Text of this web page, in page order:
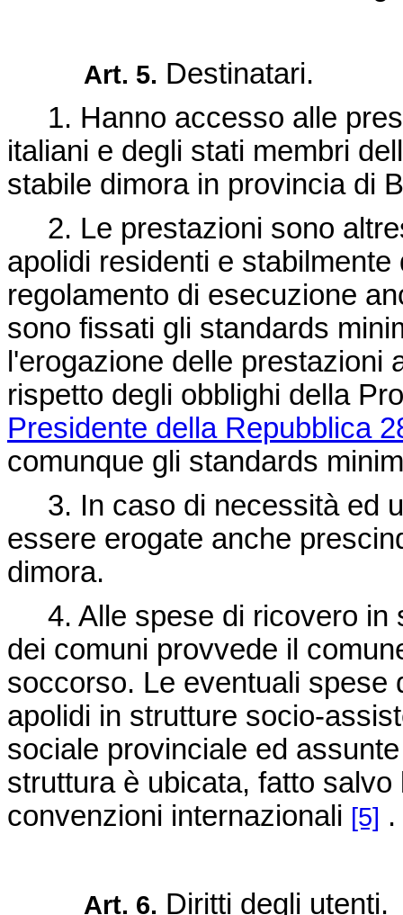
Art. 5. Destinatari.
1. Hanno accesso alle
italiani e degli stati membri
stabile dimora in provincia di
2. Le prestazioni sono
apolidi residenti e
regolamento di esecuzione
sono fissati gli standards
l'erogazione delle prestazioni
rispetto degli obblighi della
Presidente della Repubblica
comunque gli standards
3. In caso di necessità ed
essere erogate anche
dimora.
4. Alle spese di ricovero in
dei comuni provvede il
soccorso. Le eventuali spese
apolidi in strutture socio-
sociale provinciale ed
struttura è ubicata, fatto
convenzioni internazionali [5] .
Art. 6. Diritti degli utenti.